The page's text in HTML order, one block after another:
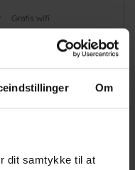
Om
dit samtykke til at
Gratis wifi